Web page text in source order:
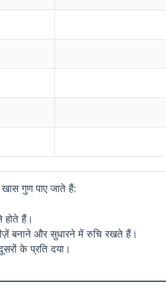
गुण पाए जाते हैं:
हैं।
बनाने और सुधारने में रुचि रखते हैं।
के प्रति दया।